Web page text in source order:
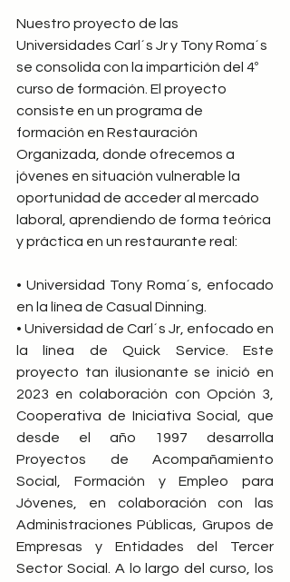
Nuestro proyecto de las
Universidades Carl´s Jr y Tony Roma´s
se consolida con la impartición del 4º
curso de formación. El proyecto
consiste en un programa de
formación en Restauración
Organizada, donde ofrecemos a
jóvenes en situación vulnerable la
oportunidad de acceder al mercado
laboral, aprendiendo de forma teórica
y práctica en un restaurante real:
• Universidad Tony Roma´s, enfocado
en la línea de Casual Dinning.
• Universidad de Carl´s Jr, enfocado en
la línea de Quick Service. Este
proyecto tan ilusionante se inició en
2023 en colaboración con Opción 3,
Cooperativa de Iniciativa Social, que
desde el año 1997 desarrolla
Proyectos de Acompañamiento
Social, Formación y Empleo para
Jóvenes, en colaboración con las
Administraciones Públicas, Grupos de
Empresas y Entidades del Tercer
Sector Social. A lo largo del curso, los